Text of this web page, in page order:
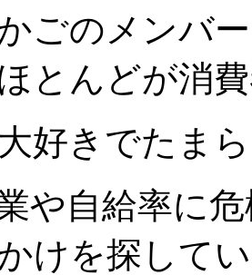
ごのメンバ
とんどが消
好きでたま
や自給率に
けを探して